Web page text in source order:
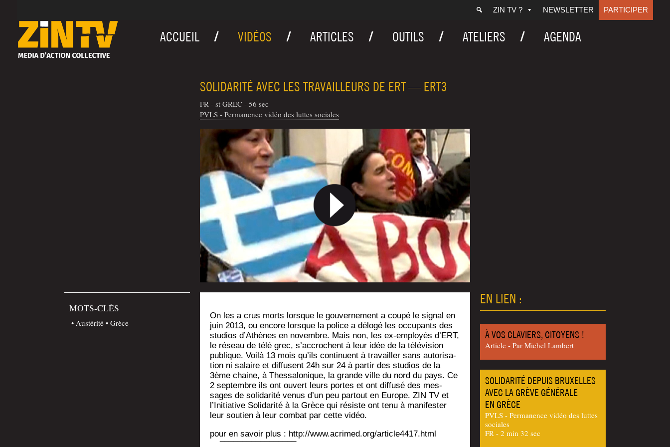
ZIN TV ? NEWSLETTER PARTICIPER
ACCUEIL VIDÉOS ARTICLES OUTILS ATELIERS AGENDA
SOLIDARITÉ AVEC LES TRAVAILLEURS DE ERT — ERT3
FR - st GREC - 56 sec
PVLS - Permanence vidéo des luttes sociales
MOTS-CLÉS
Austérité Grèce
On les a crus morts lorsque le gou­ver­ne­ment a cou­pé le signal en
juin 2013, ou encore lorsque la police a délo­gé les occu­pants des
stu­dios d’Athènes en novembre. Mais non, les ex-employés d’ERT,
le réseau de télé grec, s’accrochent à leur idée de la télé­vi­sion
publique. Voi­là 13 mois qu’ils conti­nuent à tra­vailler sans auto­ri­sa­
tion ni salaire et dif­fusent 24h sur 24 à par­tir des stu­dios de la
3ème chaine, à Thes­sa­lo­nique, la grande ville du nord du pays. Ce
2 sep­tembre ils ont ouvert leurs portes et ont dif­fu­sé des mes­
sages de soli­da­ri­té venus d’un peu par­tout en Europe. ZIN TV et
l’I­ni­tia­tive Soli­da­ri­té à la Grèce qui résiste ont tenu à mani­fes­ter
leur sou­tien à leur com­bat par cette vidéo.
pour en savoir plus : http://www.acrimed.org/article4417.html
EN LIEN :
À VOS CLAVIERS, CITOYENS !
Article - Par Michel Lambert
SOLIDARITÉ DEPUIS BRUXELLES
AVEC LA GRÈVE GÉNÉRALE
EN GRÈCE
PVLS - Permanence vidéo des luttes
sociales
FR - 2 min 32 sec